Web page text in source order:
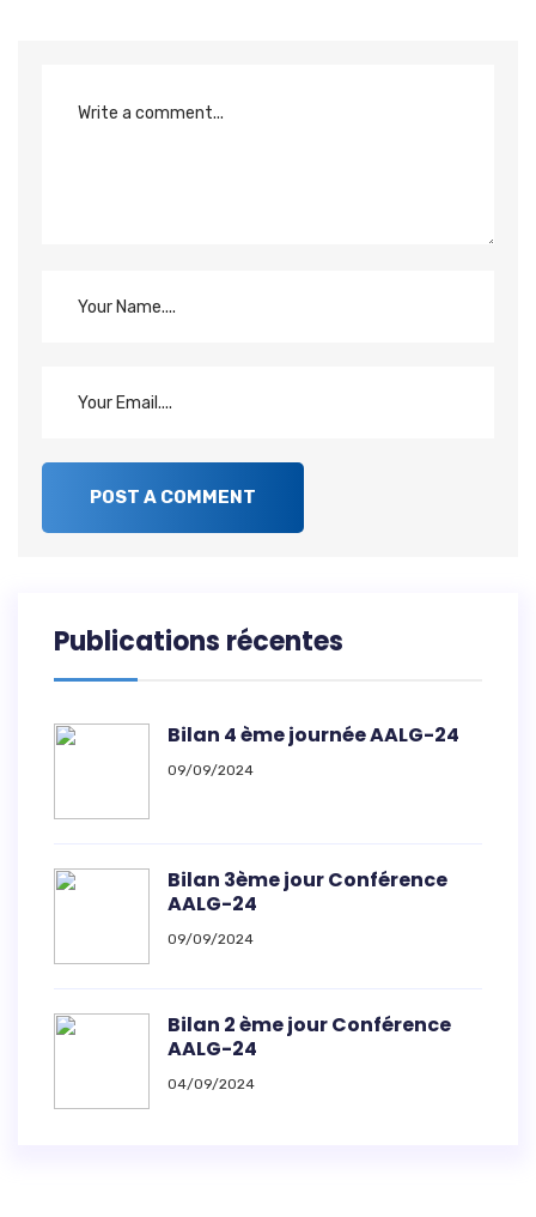
Publications récentes
Bilan 4 ème journée AALG-24
09/09/2024
Bilan 3ème jour Conférence
AALG-24
09/09/2024
Bilan 2 ème jour Conférence
AALG-24
04/09/2024